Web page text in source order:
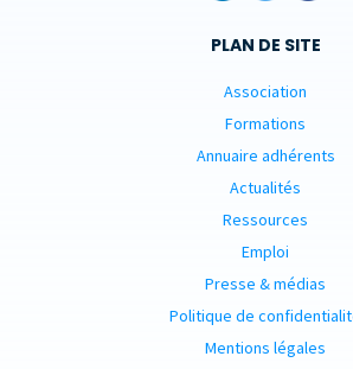
PLAN DE SITE
Association
Formations
Annuaire adhérents
Actualités
Ressources
Emploi
Presse & médias
Politique de
Mentions légales